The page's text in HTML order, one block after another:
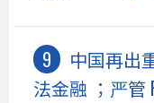
中国再出
法金融 ；严管